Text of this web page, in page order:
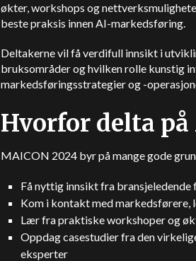
økter, workshops og
beste praksis innen AI-markedsføring.
Deltakerne vil få verdifull innsikt i
bruksområder og hvilken rolle kunstig
markedsføringsstrategier og -
Hvorfor delta på
MAICON 2024 byr på mange gode
Få nyttig innsikt fra
Kom i kontakt med markedsførere,
Lær fra praktiske workshoper og
Oppdag casestudier fra den
eksperter